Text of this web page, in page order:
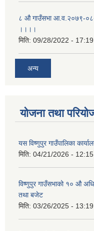
८ औ गाउँसभा आ.व.२०७९-०८०
।।।।
मिति: 09/28/2022 - 17:19
अन्य
योजना तथा
यस विष्णुपुर गाउँपालिका
मिति: 04/21/2026 - 12:15
विष्णुपुर गाउँसभाको १० औ
तथा बजेट
मिति: 03/26/2025 - 13:19